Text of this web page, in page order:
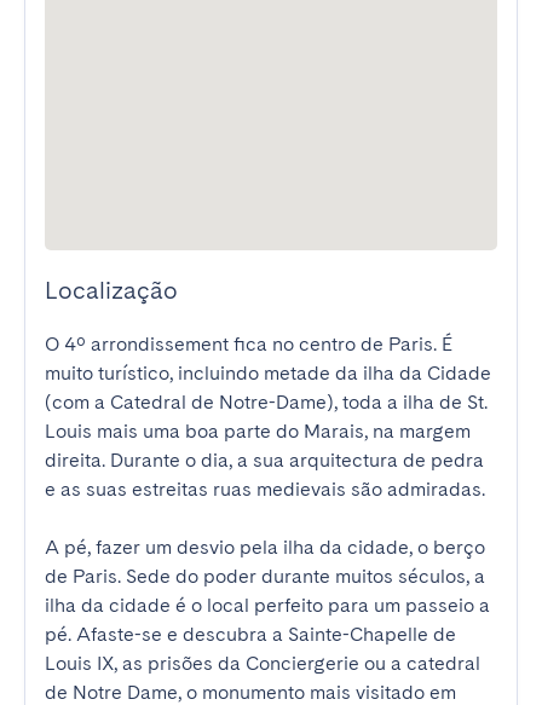
Localização
O 4º arrondissement fica no centro de Paris. É
muito turístico, incluindo metade da ilha da Cidade
(com a Catedral de Notre-Dame), toda a ilha de St.
Louis mais uma boa parte do Marais, na margem
direita. Durante o dia, a sua arquitectura de pedra
e as suas estreitas ruas medievais são admiradas.
A pé, fazer um desvio pela ilha da cidade, o berço
de Paris. Sede do poder durante muitos séculos, a
ilha da cidade é o local perfeito para um passeio a
pé. Afaste-se e descubra a Sainte-Chapelle de
Louis IX, as prisões da Conciergerie ou a catedral
de Notre Dame, o monumento mais visitado em